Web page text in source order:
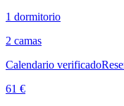
1 dormitorio
2 camas
Calendario verificado
61 €